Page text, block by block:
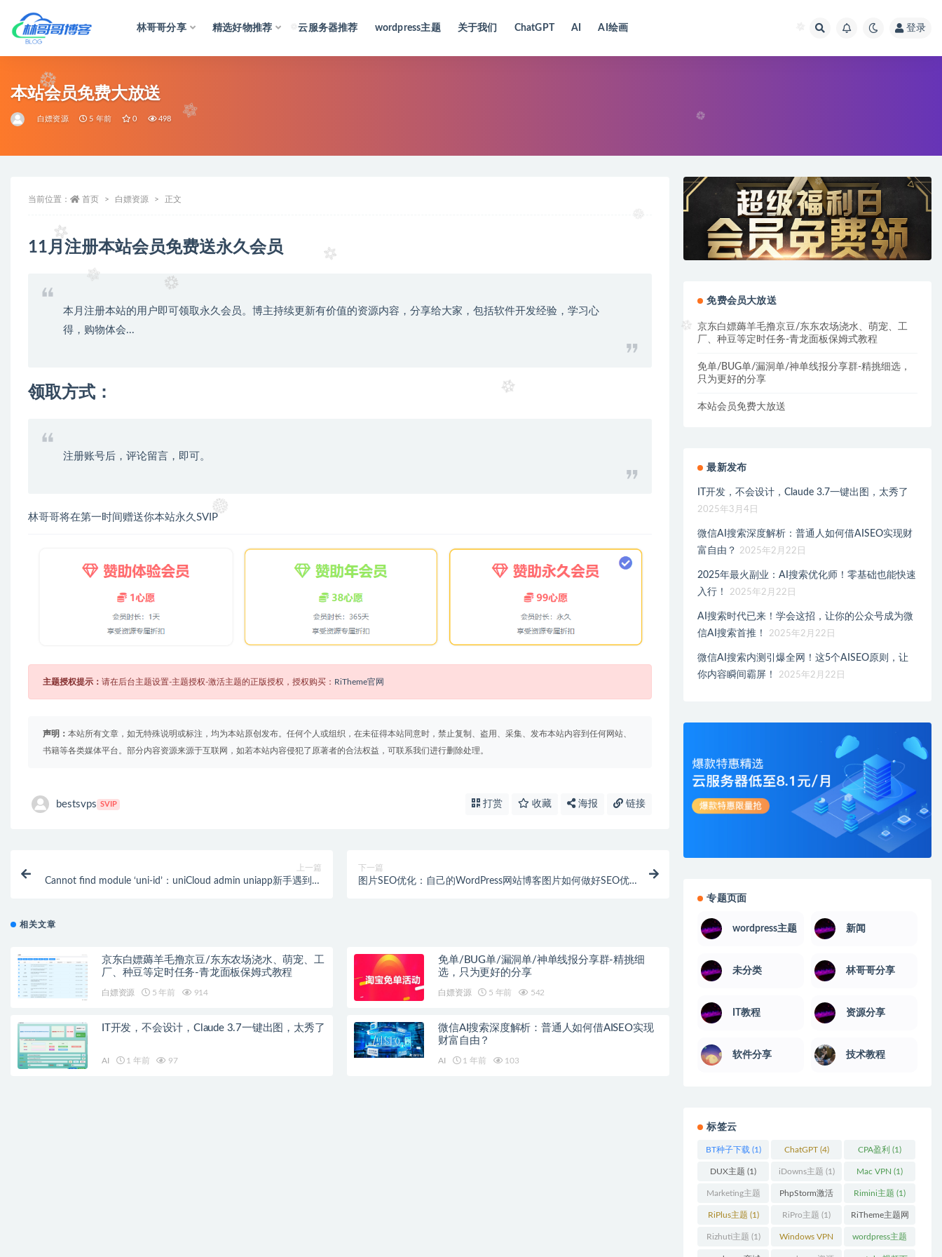
林哥哥分享 精选好物推荐 云服务器推荐 wordpress主题 关于我们 ChatGPT AI AI绘画 登录
本站会员免费大放送
白嫖资源 5 年前 0 498
当前位置： 首页 白嫖资源 正文
11月注册本站会员免费送永久会员
本月注册本站的用户即可领取永久会员。博主持续更新有价值的资源内容，分享给大家，包括软件开发经验，学习心
得，购物体会...
领取方式：
注册账号后，评论留言，即可。
林哥哥将在第一时间赠送你本站永久SVIP
主题授权提示： 请在后台主题设置-主题授权-激活主题的正版授权，授权购买： RiTheme官网
声明： 本站所有文章，如无特殊说明或标注，均为本站原创发布。任何个人或组织，在未征得本站同意时，禁止复制、盗用、采集、发布本站内容到任何网站、
书籍等各类媒体平台。部分内容资源来源于互联网，如若本站内容侵犯了原著者的合法权益，可联系我们进行删除处理。
bestsvps SVIP 打赏 收藏 海报 链接
上一篇
Cannot find module ‘uni-id’：uniCloud admin uniapp新手遇到的
下一篇
图片SEO优化：自己的WordPress网站博客图片如何做好SEO优
相关文章
京东白嫖薅羊毛撸京豆/东东农场浇水、萌宠、工
厂、种豆等定时任务-青龙面板保姆式教程
白嫖资源 5 年前 914
免单/BUG单/漏洞单/神单线报分享群-精挑细
选，只为更好的分享
白嫖资源 5 年前 542
IT开发，不会设计，Claude 3.7一键出图，太秀了
AI 1 年前 97
微信AI搜索深度解析：普通人如何借AISEO实现
财富自由？
AI 1 年前 103
免费会员大放送
京东白嫖薅羊毛撸京豆/东东农场浇水、萌宠、工
厂、种豆等定时任务-青龙面板保姆式教程
免单/BUG单/漏洞单/神单线报分享群-精挑细选，
只为更好的分享
本站会员免费大放送
最新发布
IT开发，不会设计，Claude 3.7一键出图，太秀了
2025年3月4日
微信AI搜索深度解析：普通人如何借AISEO实现财
富自由？
2025年2月22日
2025年最火副业：AI搜索优化师！零基础也能快速
入行！
2025年2月22日
AI搜索时代已来！学会这招，让你的公众号成为微
信AI搜索首推！
2025年2月22日
微信AI搜索内测引爆全网！这5个AISEO原则，让
你内容瞬间霸屏！
2025年2月22日
专题页面
wordpress主题 新闻
未分类 林哥哥分享
IT教程 资源分享
软件分享 技术教程
标签云
BT种子下载 (1) ChatGPT(4) CPA盈利 (1)
DUX主题 (1) iDowns主题 (1) Mac VPN (1)
Marketing主题
(1)
PhpStorm激活
码(1)
Rimini主题 (1)
RiPlus主题 (1) RiPro主题 (1) RiTheme主题网
站(1)
Rizhuti主题 (1) Windows VPN wordpress主题